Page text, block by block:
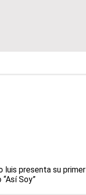
luis presenta su primer
Soy”